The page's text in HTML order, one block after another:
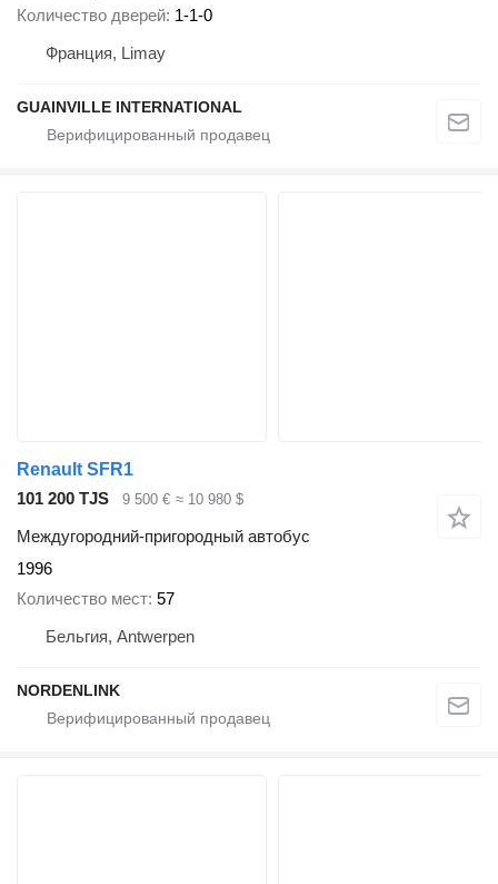
Количество дверей 1-1-0
Франция, Limay
GUAINVILLE INTERNATIONAL
Renault SFR1
101 200 TJS
9 500 € ≈ 10 980 $
Междугородний-пригородный автобус
1996
Количество мест 57
Бельгия, Antwerpen
NORDENLINK